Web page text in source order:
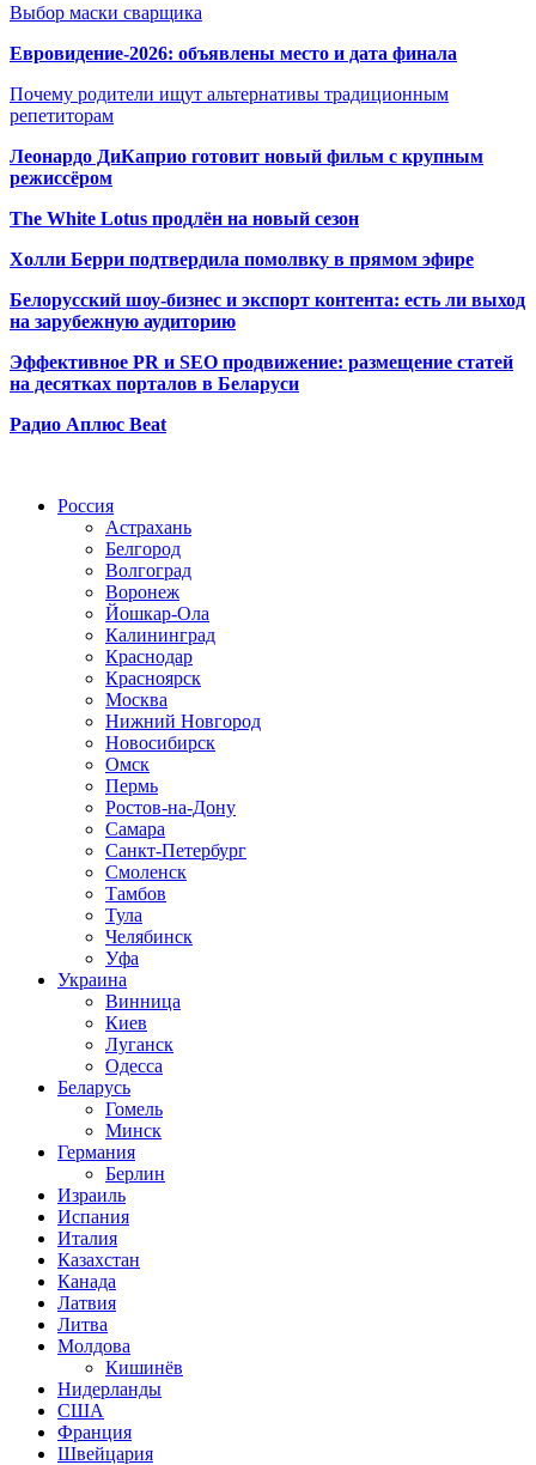
Выбор маски сварщика
Евровидение-2026: объявлены место и дата финала
Почему родители ищут альтернативы традиционным
репетиторам
Леонардо ДиКаприо готовит новый фильм с крупным
режиссёром
The White Lotus продлён на новый сезон
Холли Берри подтвердила помолвку в прямом эфире
Белорусский шоу-бизнес и экспорт контента: есть ли выход
на зарубежную аудиторию
Эффективное PR и SEO продвижение: размещение статей
на десятках порталов в Беларуси
Радио Аплюс Beat
Россия
Астрахань
Белгород
Волгоград
Воронеж
Йошкар-Ола
Калининград
Краснодар
Красноярск
Москва
Нижний Новгород
Новосибирск
Омск
Пермь
Ростов-на-Дону
Самара
Санкт-Петербург
Смоленск
Тамбов
Тула
Челябинск
Уфа
Украина
Винница
Киев
Луганск
Одесса
Беларусь
Гомель
Минск
Германия
Берлин
Израиль
Испания
Италия
Казахстан
Канада
Латвия
Литва
Молдова
Кишинёв
Нидерланды
США
Франция
Швейцария